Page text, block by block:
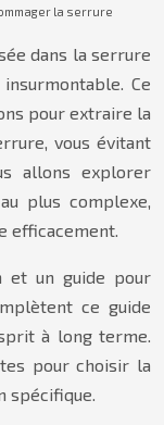
la serrure
dans la serrure
Ce
pour extraire la
vous évitant
allons explorer
plus complexe,
efficacement.
et un guide pour
ce guide
à long terme.
pour choisir la
spécifique.